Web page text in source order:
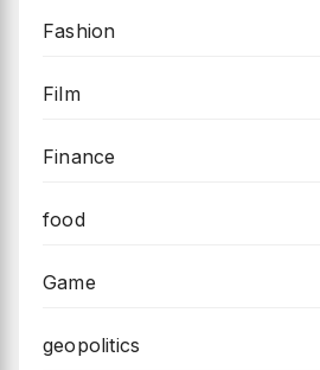
Fashion
Film
Finance
food
Game
geopolitics